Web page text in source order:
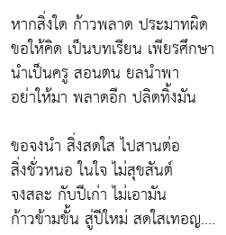
หากสิ่งใด ก้าวพลาด ประมาทผิด
ขอให้คิด เป็นบทเรียน เพียรศึกษา
นำเป็นครู สอนตน ยลนำพา
อย่าให้มา พลาดอีก ปลิดทิ้งมัน
ขอจงนำ สิ่งสดใส ไปสานต่อ
สิ่งชั่วหนอ ในใจ ไม่สุขสันต์
จงสละ กับปีเก่า ไม่เอามัน
ก้าวข้ามขั้น สู่ปีใหม่ สดใสเทอญ....